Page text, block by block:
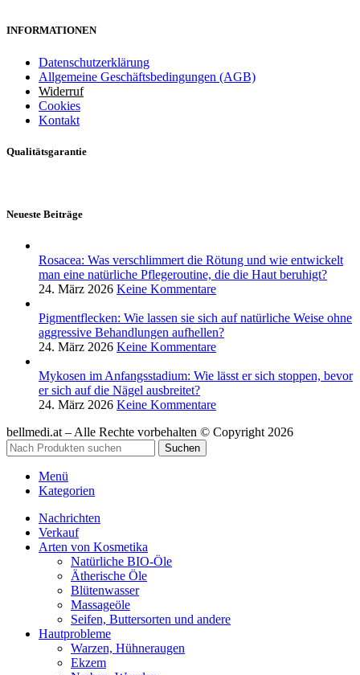
INFORMATIONEN
Datenschutzerklärung
Allgemeine Geschäftsbedingungen (AGB)
Widerruf
Cookies
Kontakt
Qualitätsgarantie
Neueste Beiträge
Rosacea: Was verschlimmert die Rötung und wie entwickelt
man eine natürliche Pflegeroutine, die die Haut beruhigt?
24. März 2026 Keine Kommentare
Pigmentflecken: Wie lassen sie sich auf natürliche Weise ohne
aggressive Behandlungen aufhellen?
24. März 2026 Keine Kommentare
Mykosen im Anfangsstadium: Wie lässt er sich stoppen, bevor
er sich auf die Nägel ausbreitet?
24. März 2026 Keine Kommentare
bellmedi.at – Alle Rechte vorbehalten © Copyright 2026
Suchen
Menü
Kategorien
Nachrichten
Verkauf
Arten von Kosmetika
Natürliche BIO-Öle
Ätherische Öle
Blütenwasser
Massageöle
Seifen, Buttersorten und andere
Hautprobleme
Warzen, Hühneraugen
Ekzem